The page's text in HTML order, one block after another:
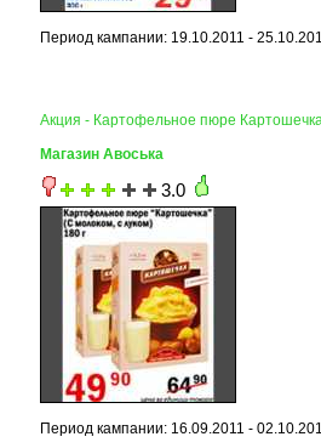
Период кампании: 19.10.2011 -
Акция - Картофельное пюре
Магазин Авоська
3.0
Период кампании: 16.09.2011 -